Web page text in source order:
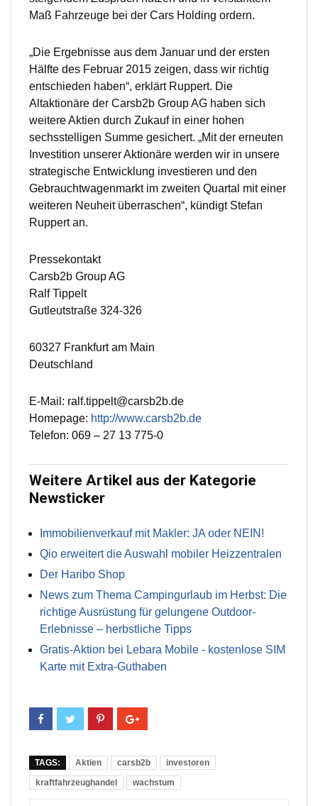
Maß Fahrzeuge bei der Cars Holding ordern.
„Die Ergebnisse aus dem Januar und der ersten
Hälfte des Februar 2015 zeigen, dass wir richtig
entschieden haben“, erklärt Ruppert. Die
Altaktionäre der Carsb2b Group AG haben sich
weitere Aktien durch Zukauf in einer hohen
sechsstelligen Summe gesichert. „Mit der erneuten
Investition unserer Aktionäre werden wir in unsere
strategische Entwicklung investieren und den
Gebrauchtwagenmarkt im zweiten Quartal mit einer
weiteren Neuheit überraschen“, kündigt Stefan
Ruppert an.
Pressekontakt
Carsb2b Group AG
Ralf Tippelt
Gutleutstraße 324-326
60327 Frankfurt am Main
Deutschland
E-Mail: ralf.tippelt@carsb2b.de
Homepage: http://www.carsb2b.de
Telefon: 069 – 27 13 775-0
Weitere Artikel aus der Kategorie
Newsticker
Immobilienverkauf mit Makler: JA oder NEIN!
Qio erweitert die Auswahl mobiler Heizzentralen
Der Haribo Shop
News zum Thema Campingurlaub im Herbst: Die
richtige Ausrüstung für gelungene Outdoor-
Erlebnisse – herbstliche Tipps
Gratis-Aktion bei Lebara Mobile - kostenlose SIM
Karte mit Extra-Guthaben
TAGS: Aktien carsb2b
investoren
kraftfahrzeughandel
wachstum